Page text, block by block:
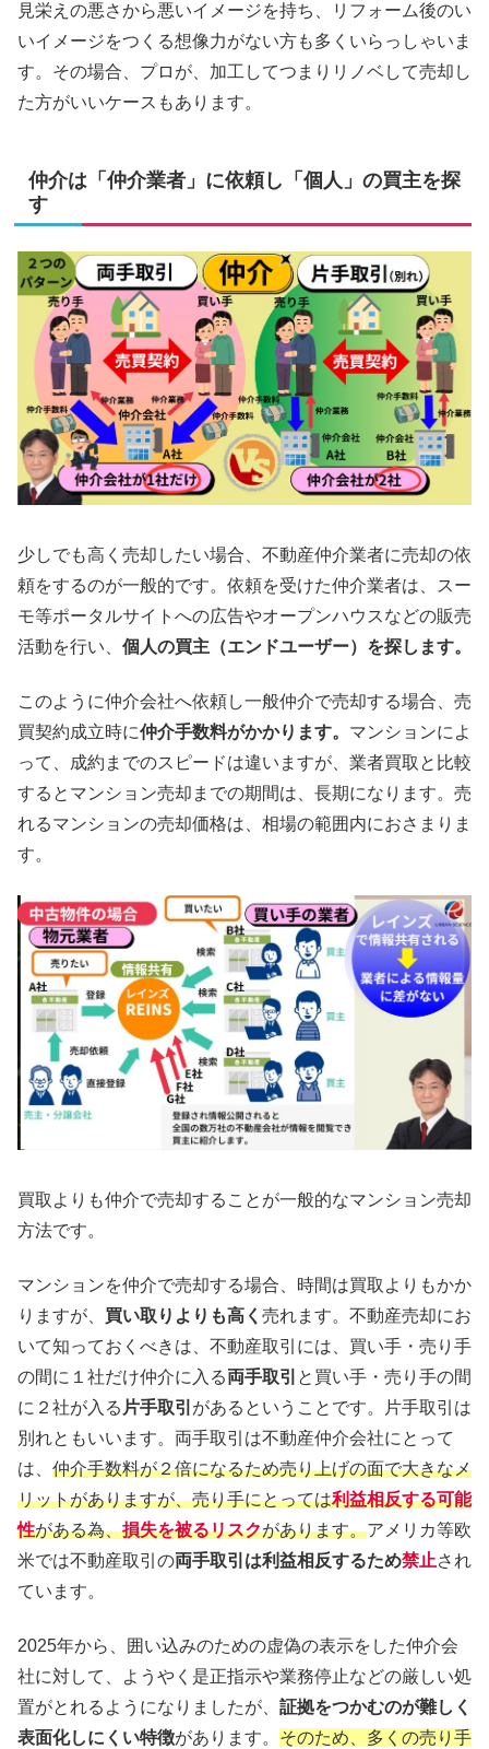
見栄えの悪さから悪いイメージを持ち、リフォーム後のい
いイメージをつくる想像力がない方も多くいらっしゃいま
す。その場合、プロが、加工してつまりリノベして売却し
た方がいいケースもあります。
仲介は「仲介業者」に依頼し「個人」の買主を探
す
少しでも高く売却したい場合、不動産仲介業者に売却の依
頼をするのが一般的です。依頼を受けた仲介業者は、スー
モ等ポータルサイトへの広告やオープンハウスなどの販売
活動を行い、 個人の買主（エンドユーザー）を探します。
このように仲介会社へ依頼し一般仲介で売却する場合、売
買契約成立時に仲介手数料がかかります。 マンションによ
って、成約までのスピードは違いますが、業者買取と比較
するとマンション売却までの期間は、長期になります。売
れるマンションの売却価格は、相場の範囲内におさまりま
す。
買取よりも仲介で売却することが一般的なマンション売却
方法です。
マンションを仲介で売却する場合、時間は買取よりもかか
りますが、 買い取りよりも高く 売れます。不動産売却にお
いて知っておくべきは、不動産取引には、買い手・売り手
の間に１社だけ仲介に入る両手取引 と買い手・売り手の間
に２社が入る 片手取引 があるということです。片手取引は
別れともいいます。両手取引は不動産仲介会社にとって
は、 仲介手数料が２倍になるため売り上げの面で大きなメ
リットがありますが、売り手にとっては利益相反する可能
性がある為、損失を被るリスクがあります。アメリカ等欧
米では不動産取引の両手取引は利益相反するため禁止され
ています。
2025年から、囲い込みのための虚偽の表示をした仲介会
社に対して、ようやく是正指示や業務停止などの厳しい処
置がとれるようになりましたが、 証拠をつかむのが難しく
表面化しにくい特徴があります。 そのため、多くの売り手